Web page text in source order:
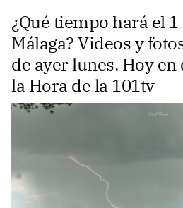
¿Qué tiempo hará el
Málaga? Videos y
de ayer lunes. Hoy
la Hora de la 101tv